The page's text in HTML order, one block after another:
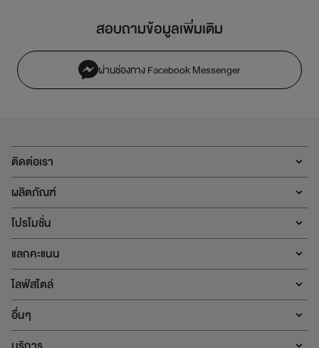
สอบถามข้อมูลเพิ่มเติม
ผ่านช่องทาง Facebook Messenger
ติดต่อเรา
ผลิตภัณฑ์
โปรโมชั่น
แลกคะแนน
ไลฟ์สไตล์
อื่นๆ